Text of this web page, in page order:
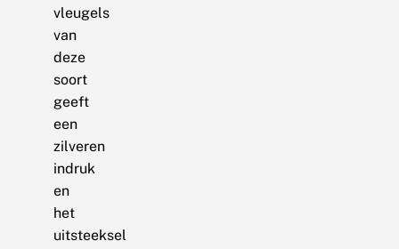
vleugels
van
deze
soort
geeft
een
zilveren
indruk
en
het
uitsteeksel